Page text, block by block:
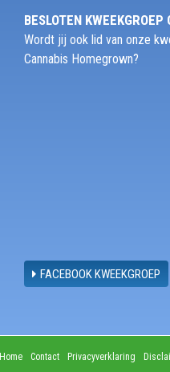
BESLOTEN KWEEKGROEP
Wordt jij ook lid van onze
Cannabis Homegrown?
FACEBOOK KWEEKGROEP
Home Contact Privacyverklaring